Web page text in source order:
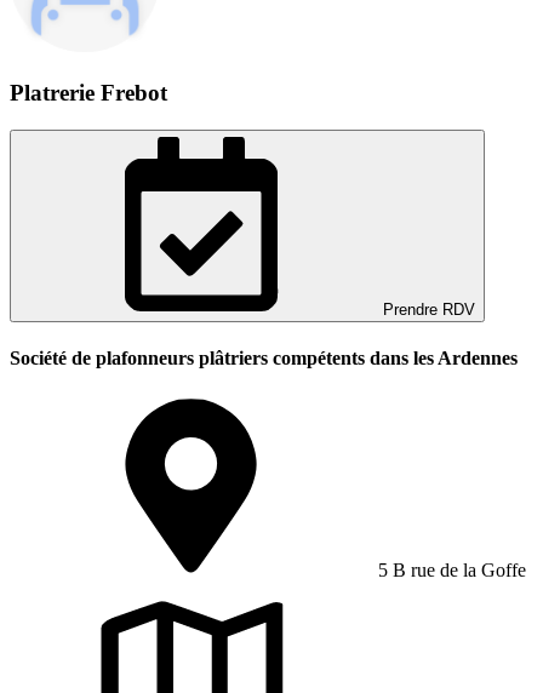
Platrerie Frebot
Prendre RDV
Société de plafonneurs plâtriers compétents dans les Ardennes
5 B rue de la Goffe